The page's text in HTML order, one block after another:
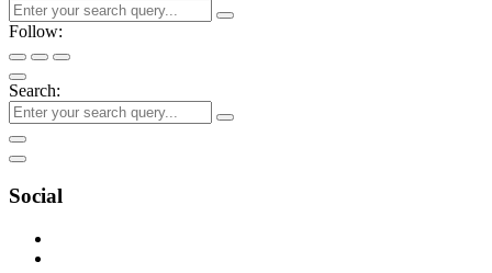
Follow:
Search:
Social